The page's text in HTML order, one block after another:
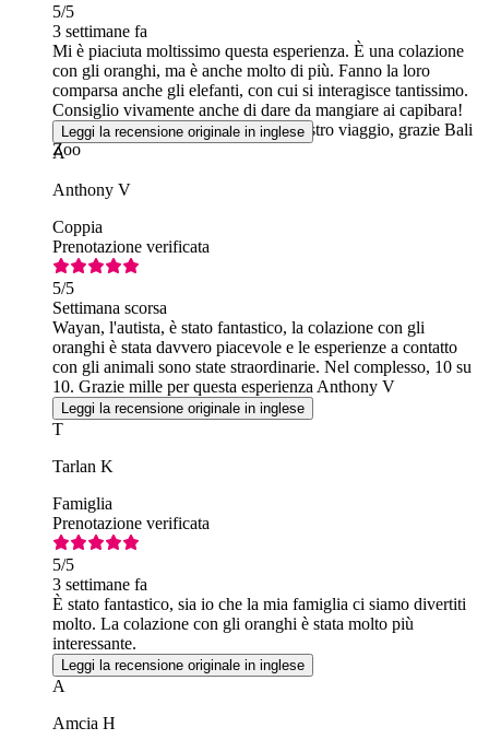
5/5
3 settimane fa
Mi è piaciuta moltissimo questa esperienza. È una colazione
con gli oranghi, ma è anche molto di più. Fanno la loro
comparsa anche gli elefanti, con cui si interagisce tantissimo.
Consiglio vivamente anche di dare da mangiare ai capibara!
Senza dubbio il momento clou del nostro viaggio, grazie Bali
Zoo
Leggi la recensione originale in inglese
A
Anthony V
Coppia
Prenotazione verificata
5/5
Settimana scorsa
Wayan, l'autista, è stato fantastico, la colazione con gli
oranghi è stata davvero piacevole e le esperienze a contatto
con gli animali sono state straordinarie. Nel complesso, 10 su
10. Grazie mille per questa esperienza Anthony V
Leggi la recensione originale in inglese
T
Tarlan K
Famiglia
Prenotazione verificata
5/5
3 settimane fa
È stato fantastico, sia io che la mia famiglia ci siamo divertiti
molto. La colazione con gli oranghi è stata molto più
interessante.
Leggi la recensione originale in inglese
A
Amcia H